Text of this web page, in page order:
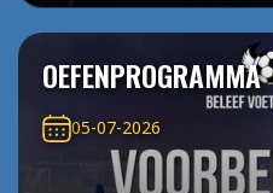
OEFENPROGRAMMA
05-07-2026